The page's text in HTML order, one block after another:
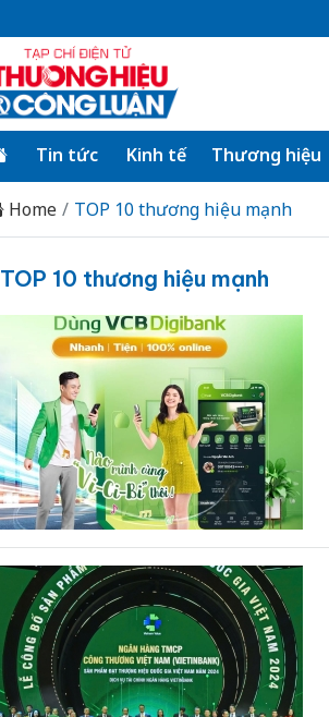
Tin tức Kinh tế Thương hiệu
Home TOP 10 thương hiệu mạnh
TOP 10 thương hiệu mạnh